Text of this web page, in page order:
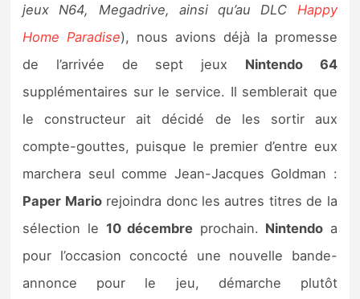
Autres tests
Previews
Précommandes
Précommandes jeux Switch 2
Sorties de jeux
Bons plans
Guides
jeux N64, Megadrive, ainsi qu’au DLC Happy
Home Paradise), nous avions déjà la promesse
de l’arrivée de sept jeux Nintendo 64
supplémentaires sur le service. Il semblerait que
le constructeur ait décidé de les sortir aux
compte-gouttes, puisque le premier d’entre eux
marchera seul comme Jean-Jacques Goldman :
Paper Mariorejoindra donc les autres titres de la
sélection le 10 décembre prochain. Nintendoa
pour l’occasion concocté une nouvelle bande-
annonce pour le jeu, démarche plutôt